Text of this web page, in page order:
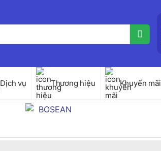
Dịch vụ Thương hiệu Khuyến mãi